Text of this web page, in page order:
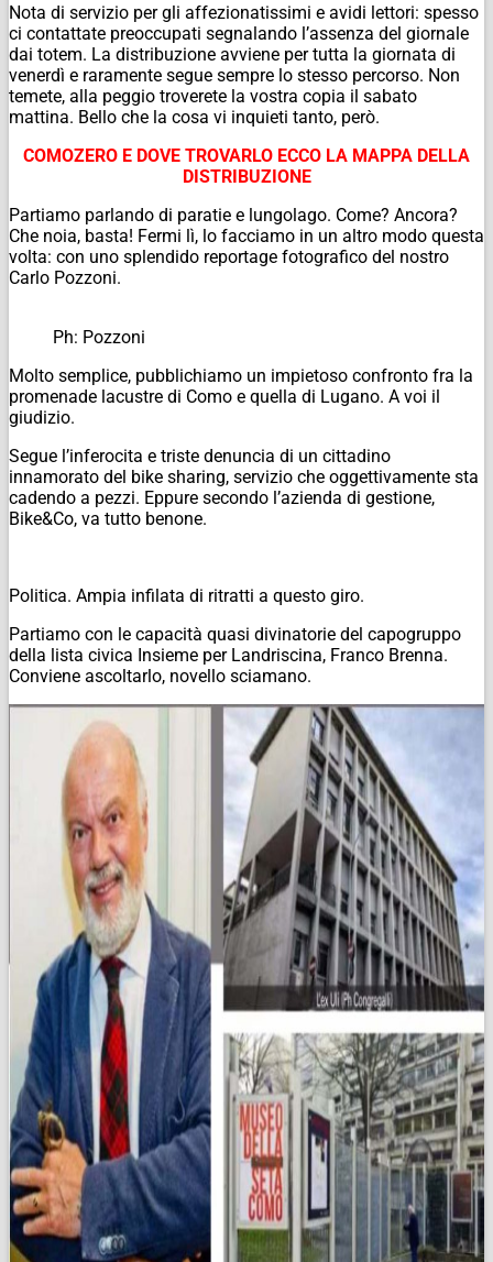
Nota di servizio per gli affezionatissimi e avidi lettori: spesso
ci contattate preoccupati segnalando l’assenza del giornale
dai totem. La distribuzione avviene per tutta la giornata di
venerdì e raramente segue sempre lo stesso percorso. Non
temete, alla peggio troverete la vostra copia il sabato
mattina. Bello che la cosa vi inquieti tanto, però.
COMOZERO E DOVE TROVARLO ECCO LA MAPPA DELLA
DISTRIBUZIONE
Partiamo parlando di paratie e lungolago. Come? Ancora?
Che noia, basta! Fermi lì, lo facciamo in un altro modo questa
volta: con uno splendido reportage fotografico del nostro
Carlo Pozzoni.
Ph: Pozzoni
Molto semplice, pubblichiamo un impietoso confronto fra la
promenade lacustre di Como e quella di Lugano. A voi il
giudizio.
Segue l’inferocita e triste denuncia di un cittadino
innamorato del bike sharing, servizio che oggettivamente sta
cadendo a pezzi. Eppure secondo l’azienda di gestione,
Bike&Co, va tutto benone.
Politica. Ampia infilata di ritratti a questo giro.
Partiamo con le capacità quasi divinatorie del capogruppo
della lista civica Insieme per Landriscina, Franco Brenna.
Conviene ascoltarlo, novello sciamano.